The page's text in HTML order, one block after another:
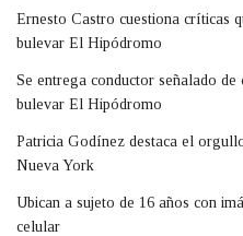
Ernesto Castro cuestiona críticas
bulevar El Hipódromo
Se entrega conductor señalado
bulevar El Hipódromo
Patricia Godínez destaca el
Nueva York
Ubican a sujeto de 16 años con
celular